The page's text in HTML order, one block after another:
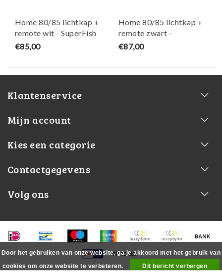
Home 80/85 lichtkap +
remote wit - SuperFish
€85,00
Home 80/85 lichtkap +
remote zwart -
SuperFish
€87,00
Klantenservice
Mijn account
Kies een categorie
Contactgegevens
Volg ons
Door het gebruiken van onze website, ga je akkoord met het gebruik van
cookies om onze website te verbeteren.
Dit bericht verbergen